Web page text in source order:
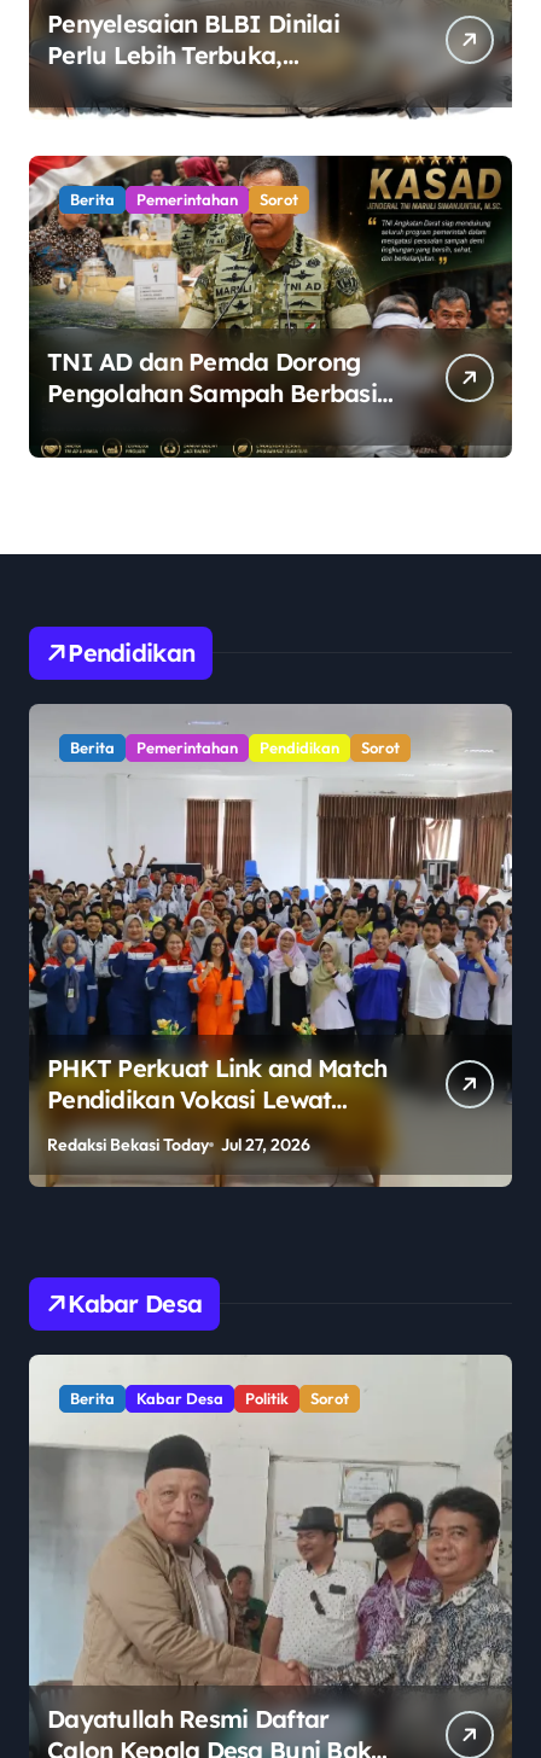
Penyelesaian BLBI Dinilai
Perlu Lebih Terbuka,
Pemerintah Diminta Buka
Ruang Dialog
Berita Pemerintahan Sorot
TNI AD dan Pemda Dorong
Pengolahan Sampah Berbasis
Pendidikan
Berita Pemerintahan Pendidikan Sorot
PHKT Perkuat Link and Match
Pendidikan Vokasi Lewat
Program Guru Tamu di SMKN
2 Penajam Paser Utara
Redaksi Bekasi Today Jul 27, 2026
Kabar Desa
Berita Kabar Desa Politik Sorot
Dayatullah Resmi Daftar
Calon Kepala Desa Buni Bakti